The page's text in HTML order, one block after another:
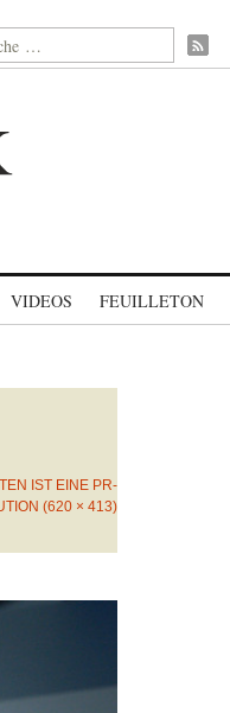
VIDEOS FEUILLETON
IST EINE PR-K
(620 × 413)